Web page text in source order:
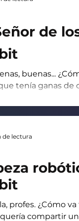
Todo está
de
buenas...
tenía ganas de
y una
paraguayos
Historia +
» Al iniciar:
en 0 puntos. »
profes. ¿Cómo
compartir
de lectura